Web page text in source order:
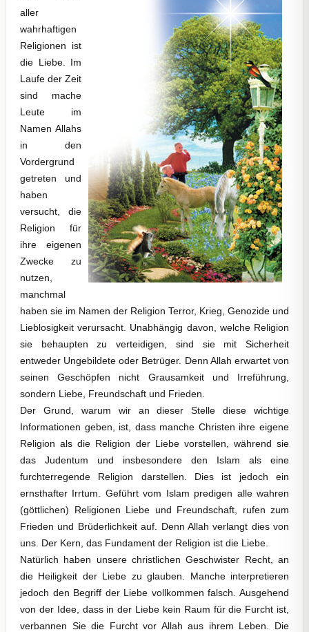
aller
wahrhaftigen
Religionen ist
die Liebe. Im
Laufe der Zeit
sind mache
Leute im
Namen Allahs
in den
Vordergrund
getreten und
haben
versucht, die
Religion für
ihre eigenen
Zwecke zu
nutzen,
manchmal
haben sie im Namen der Religion Terror, Krieg, Genozide und
Lieblosigkeit verursacht. Unabhängig davon, welche Religion
sie behaupten zu verteidigen, sind sie mit Sicherheit
entweder Ungebildete oder Betrüger. Denn Allah erwartet von
seinen Geschöpfen nicht Grausamkeit und Irreführung,
sondern Liebe, Freundschaft und Frieden.
Der Grund, warum wir an dieser Stelle diese wichtige
Informationen geben, ist, dass manche Christen ihre eigene
Religion als die Religion der Liebe vorstellen, während sie
das Judentum und insbesondere den Islam als eine
furchterregende Religion darstellen. Dies ist jedoch ein
ernsthafter Irrtum. Geführt vom Islam predigen alle wahren
(göttlichen) Religionen Liebe und Freundschaft, rufen zum
Frieden und Brüderlichkeit auf. Denn Allah verlangt dies von
uns. Der Kern, das Fundament der Religion ist die Liebe.
Natürlich haben unsere christlichen Geschwister Recht, an
die Heiligkeit der Liebe zu glauben. Manche interpretieren
jedoch den Begriff der Liebe vollkommen falsch. Ausgehend
von der Idee, dass in der Liebe kein Raum für die Furcht ist,
verbannen Sie die Furcht vor Allah aus ihrem Leben. Die